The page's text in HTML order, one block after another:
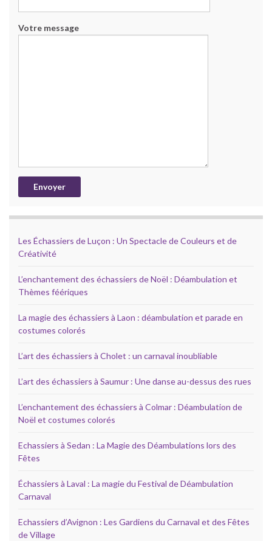
Votre message
Les Échassiers de Luçon : Un Spectacle de Couleurs et de
Créativité
L’enchantement des échassiers de Noël : Déambulation et
Thèmes féériques
La magie des échassiers à Laon : déambulation et parade en
costumes colorés
L’art des échassiers à Cholet : un carnaval inoubliable
L’art des échassiers à Saumur : Une danse au-dessus des rues
L’enchantement des échassiers à Colmar : Déambulation de
Noël et costumes colorés
Echassiers à Sedan : La Magie des Déambulations lors des
Fêtes
Échassiers à Laval : La magie du Festival de Déambulation
Carnaval
Echassiers d’Avignon : Les Gardiens du Carnaval et des Fêtes
de Village